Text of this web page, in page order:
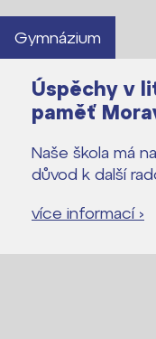
Gymnázium
Úspěchy v
paměť
Naše škola má
důvod k další
více informací ›